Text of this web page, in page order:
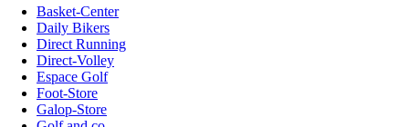
Basket-Center
Daily Bikers
Direct Running
Direct-Volley
Espace Golf
Foot-Store
Galop-Store